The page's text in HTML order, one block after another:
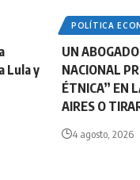
Lula y
POLÍTICA
UN
NACIONAL
ÉTNICA” EN
AIRES O
4 agosto, 2026